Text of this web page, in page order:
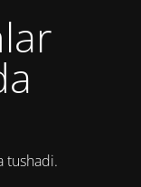
tushadi.